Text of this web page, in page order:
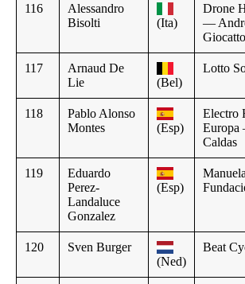
116
Alessandro
Bisolti
(Ita)
Drone
—
117
Arnaud De
Lie
(Bel)
Lotto
118
Pablo Alonso
Montes
(Esp)
Electro
Caldas
119
Eduardo
Perez-
Landaluce
Gonzalez
(Esp)
Manuela
120
Sven Burger
(Ned)
Beat